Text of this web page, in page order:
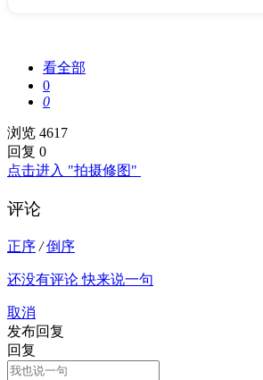
看全部
0
0
浏览 4617
回复 0
点击进入 "拍摄修图"
评论
正序 / 倒序
还没有评论 快来说一句
取消
发布回复
回复